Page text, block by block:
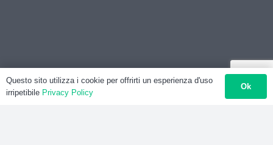
Questo sito utilizza i cookie per offrirti un esperienza d'uso
irripetibile Privacy Policy
Ok